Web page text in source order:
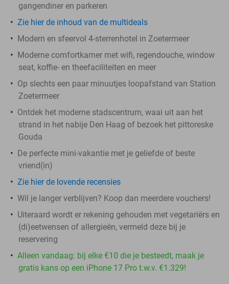
gangendiner en parkeren
Zie hier de inhoud van de multideals
Modern en sfeervol 4-sterrenhotel in Zoetermeer
Moderne comfortkamer met wifi, regendouche, window
seat, koffie- en theefaciliteiten en meer
Op slechts een paar minuutjes loopafstand van Station
Zoetermeer
Ontdek het moderne stadscentrum, waai uit aan het
strand in het nabije Den Haag of bezoek het pittoreske
Gouda
De perfecte mini-vakantie met je geliefde of beste
vriend(in)
Zie hier de lovende recensies
Wil je langer verblijven? Koop dan meerdere vouchers!
Uiteraard wordt er rekening gehouden met vegetariërs en
(di)eetwensen of allergieën, vermeld deze bij je
reservering
Alleen vandaag: bij elke €10 die je besteedt, maak je
gratis kans op een iPhone 17 Pro t.w.v. €1.329!